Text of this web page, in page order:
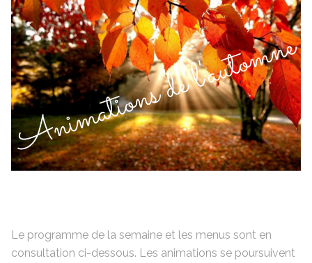
Le programme de la semaine et les menus sont en
consultation ci-dessous. Les animations se poursuivent